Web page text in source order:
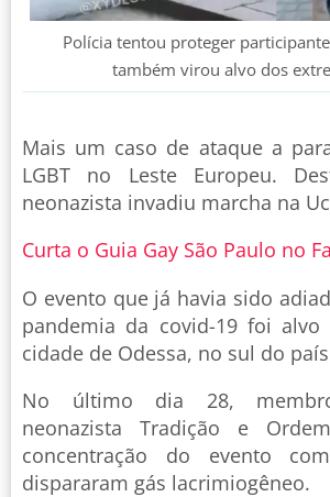
Polícia tentou proteger
também virou alvo dos
Mais um caso de ataque a
LGBT no Leste Europeu.
neonazista invadiu marcha na
Curta o Guia Gay São Paulo no
O evento que já havia sido
pandemia da covid-19 foi alvo
cidade de Odessa, no sul do
No último dia 28,
neonazista Tradição e
concentração do evento
dispararam gás lacrimiogêneo.